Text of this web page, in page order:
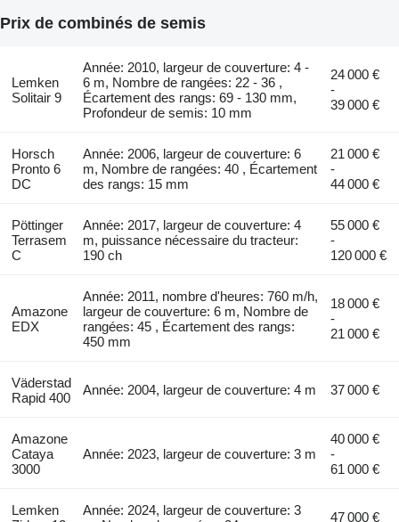
Prix de combinés de semis
Lemken
Solitair 9
Année: 2010, largeur de couverture: 4 -
6 m, Nombre de rangées: 22 - 36 ,
Écartement des rangs: 69 - 130 mm,
Profondeur de semis: 10 mm
24 000 €
-
39 000 €
Horsch
Pronto 6
DC
Année: 2006, largeur de couverture: 6
m, Nombre de rangées: 40 , Écartement
des rangs: 15 mm
21 000 €
-
44 000 €
Pöttinger
Terrasem
C
Année: 2017, largeur de couverture: 4
m, puissance nécessaire du tracteur:
190 ch
55 000 €
-
120 000 €
Amazone
EDX
Année: 2011, nombre d'heures: 760 m/h,
largeur de couverture: 6 m, Nombre de
rangées: 45 , Écartement des rangs:
450 mm
18 000 €
-
21 000 €
Väderstad
Rapid 400
Année: 2004, largeur de couverture: 4 m 37 000 €
Amazone
Cataya
3000
Année: 2023, largeur de couverture: 3 m
40 000 €
-
61 000 €
Lemken
Année: 2024, largeur de couverture: 3
47 000 €